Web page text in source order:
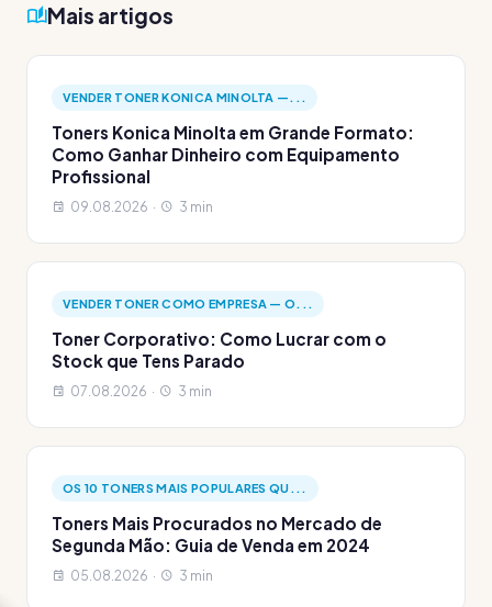
Mais artigos
VENDER TONER KONICA MINOLTA —...
Toners Konica Minolta em Grande Formato:
Como Ganhar Dinheiro com Equipamento
Profissional
09.08.2026 · 3 min
VENDER TONER COMO EMPRESA — O...
Toner Corporativo: Como Lucrar com o
Stock que Tens Parado
07.08.2026 · 3 min
OS 10 TONERS MAIS POPULARES QU...
Toners Mais Procurados no Mercado de
Segunda Mão: Guia de Venda em 2024
05.08.2026 · 3 min